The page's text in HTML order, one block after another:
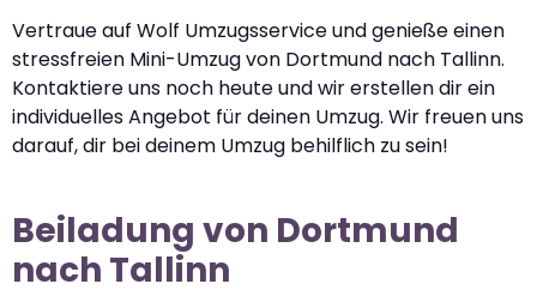
Vertraue auf Wolf Umzugsservice und genieße einen
stressfreien Mini-Umzug von Dortmund nach Tallinn.
Kontaktiere uns noch heute und wir erstellen dir ein
individuelles Angebot für deinen Umzug. Wir freuen uns
darauf, dir bei deinem Umzug behilflich zu sein!
Beiladung von Dortmund
nach Tallinn